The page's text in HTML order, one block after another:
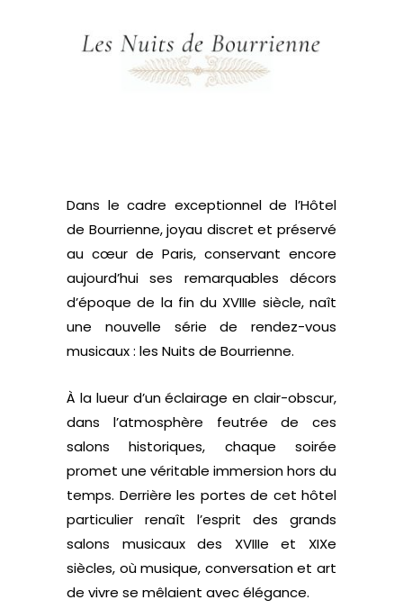
Dans le cadre exceptionnel de l’Hôtel
de Bourrienne, joyau discret et préservé
au cœur de Paris, conservant encore
aujourd’hui ses remarquables décors
d’époque de la fin du XVIIIe siècle, naît
une nouvelle série de rendez-vous
musicaux : les Nuits de Bourrienne.
À la lueur d’un éclairage en clair-obscur,
dans l’atmosphère feutrée de ces
salons historiques, chaque soirée
promet une véritable immersion hors du
temps. Derrière les portes de cet hôtel
particulier renaît l’esprit des grands
salons musicaux des XVIIIe et XIXe
siècles, où musique, conversation et art
de vivre se mêlaient avec élégance.